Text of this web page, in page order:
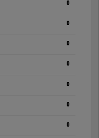
0
0
0
0
0
0
0